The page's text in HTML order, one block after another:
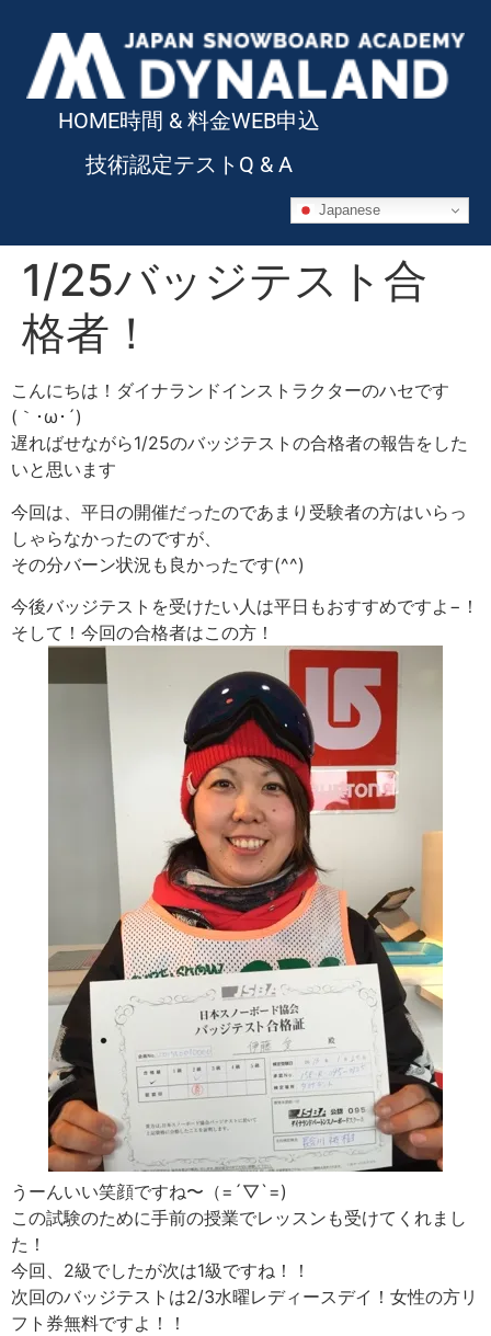
HOME時間 & 料金WEB申込
技術認定テスト Q & A
Japanese
1/25バッジテスト合
格者！
こんにちは！ダイナランドインストラクターのハセです
(｀･ω･´)ゞ
遅ればせながら1/25のバッジテストの合格者の報告をした
いと思います
今回は、平日の開催だったのであまり受験者の方はいらっ
しゃらなかったのですが、
その分バーン状況も良かったです(^^)
今後バッジテストを受けたい人は平日もおすすめですよ−！
そして！今回の合格者はこの方！
うーんいい笑顔ですね〜（=´▽`=)
この試験のために手前の授業でレッスンも受けてくれまし
た！
今回、2級でしたが次は1級ですね！！
次回のバッジテストは2/3水曜レディースデイ！女性の方リ
フト券無料ですよ！！